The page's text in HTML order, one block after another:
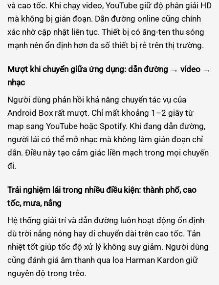
và cao tốc. Khi chạy video, YouTube giữ độ phân giải HD
mà không bị gián đoạn. Dẫn đường online cũng chính
xác nhờ cập nhật liên tục. Thiết bị có ăng-ten thu sóng
mạnh nên ổn định hơn đa số thiết bị rẻ trên thị trường.
Mượt khi chuyển giữa ứng dụng: dẫn đường → video →
nhạc
Người dùng phản hồi khả năng chuyển tác vụ của
Android Box rất mượt. Chỉ mất khoảng 1–2 giây từ
map sang YouTube hoặc Spotify. Khi đang dẫn đường,
người lái có thể mở nhạc mà không làm gián đoạn chỉ
dẫn. Điều này tạo cảm giác liền mạch trong mọi chuyến
đi.
Trải nghiệm lái trong nhiều điều kiện: thành phố, cao
tốc, mưa, nắng
Hệ thống giải trí và dẫn đường luôn hoạt động ổn định
dù trời nắng nóng hay di chuyển dài trên cao tốc. Tản
nhiệt tốt giúp tốc độ xử lý không suy giảm. Người dùng
cũng đánh giá âm thanh qua loa Harman Kardon giữ
nguyên độ trong trẻo.